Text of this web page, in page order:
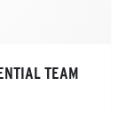
TEAM